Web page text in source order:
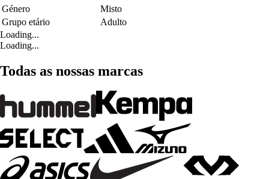
Género
Misto
Grupo etário
Adulto
Loading...
Loading...
Todas as nossas marcas